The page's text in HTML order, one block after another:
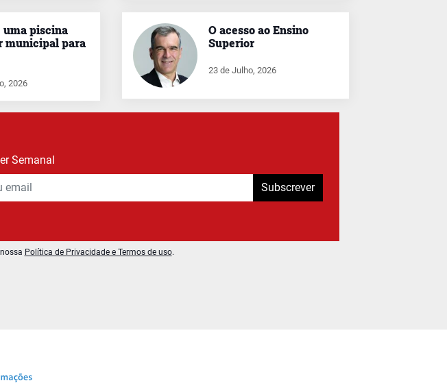
uma piscina
municipal para
2026
O acesso ao Ensino
Superior
23 de Julho, 2026
Semanal
Subscrever
Política de Privacidade e Termos de uso.